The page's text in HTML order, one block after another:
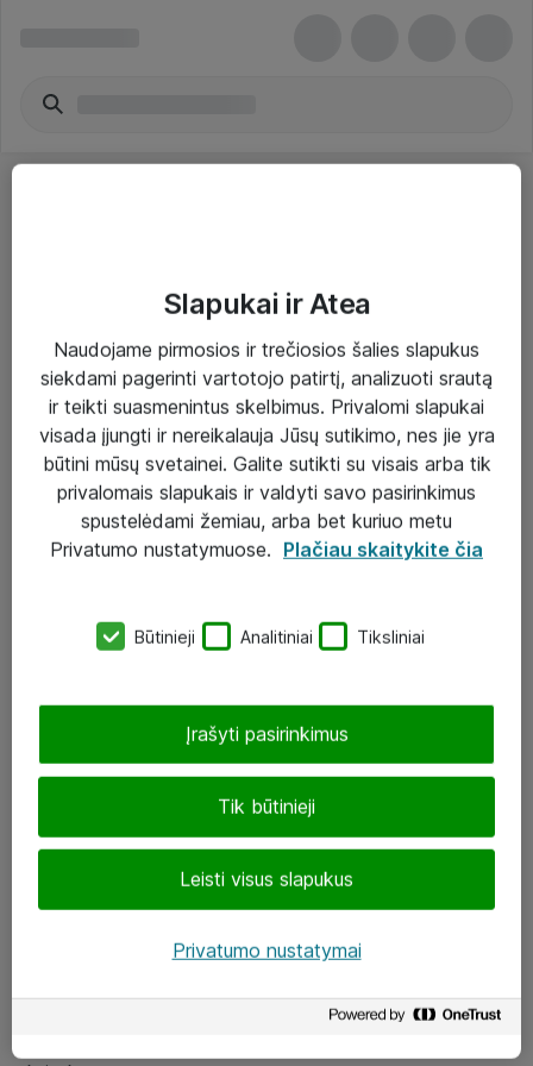
Paslaugos
Sprendimai
Įgyvendinti projektai
Atea ekspertų patarimai verslui
eShop@atea.lt
LinkedIn
Slapukai ir Atea
Naudojame pirmosios ir trečiosios šalies slapukus
siekdami pagerinti vartotojo patirtį, analizuoti srautą
ir teikti suasmenintus skelbimus. Privalomi slapukai
visada įjungti ir nereikalauja Jūsų sutikimo, nes jie yra
būtini mūsų svetainei. Galite sutikti su visais arba tik
privalomais slapukais ir valdyti savo pasirinkimus
spustelėdami žemiau, arba bet kuriuo metu
Privatumo nustatymuose. Plačiau skaitykite čia
Būtinieji Analitiniai Tiksliniai
Tik būtinieji
Leisti visus slapukus
Įrašyti pasirinkimus
Privatumo nustatymai